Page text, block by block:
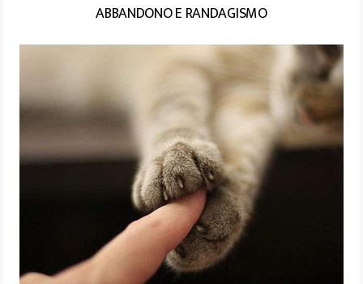
ABBANDONO E RANDAGISMO